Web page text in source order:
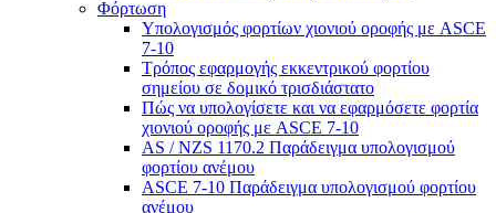
Φόρτωση
Υπολογισμός φορτίων χιονιού οροφής με ASCE
7-10
Τρόπος εφαρμογής εκκεντρικού φορτίου
σημείου σε δομικό τρισδιάστατο
Πώς να υπολογίσετε και να εφαρμόσετε φορτία
χιονιού οροφής με ASCE 7-10
AS / NZS 1170.2 Παράδειγμα υπολογισμού
φορτίου ανέμου
ASCE 7-10 Παράδειγμα υπολογισμού φορτίου
ανέμου